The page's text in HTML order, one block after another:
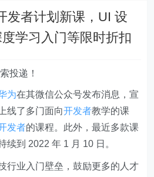
发者计划新课，UI 设
学习入门等限时折扣
投递！
为在其微信公众号发布消息，宣
线了多门面向开发者教学的课
发者的课程。此外，最近多款课
续到 2022 年 1 月 10 日 。
行业入门壁垒，鼓励更多的人才